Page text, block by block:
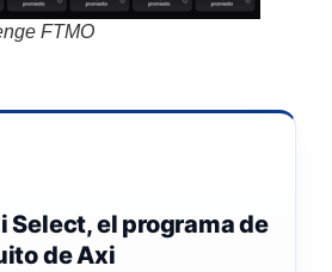
FTMO
Select, el programa de
de Axi